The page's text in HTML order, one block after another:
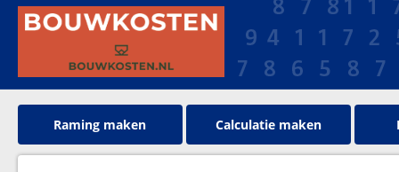
Raming maken Calculatie maken